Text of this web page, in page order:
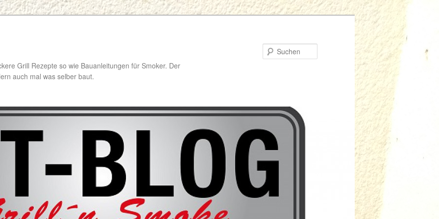
Grill Rezepte so wie Bauanleitungen für Smoker. Der
auch mal was selber baut.